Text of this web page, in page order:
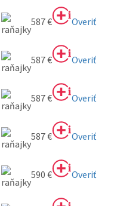
587 € Overiť
587 € Overiť
587 € Overiť
587 € Overiť
590 € Overiť